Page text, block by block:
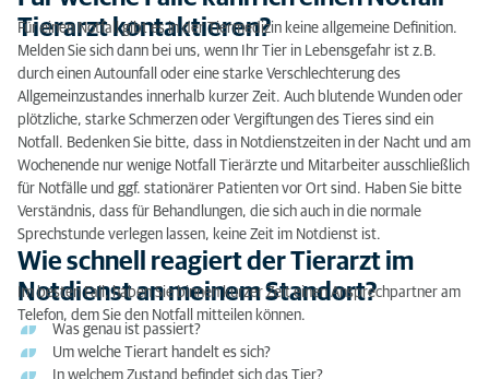
Was kostet die Behandlung beim Notfall Tierarzt?
Benötige ich bestimmte Unterlagen für den Notfall
Tierarzt?
Tierarzt kontaktieren?
Für einen Notfall gibt es in der Tiermedizin keine allgemeine Definition.
Melden Sie sich dann bei uns, wenn Ihr Tier in Lebensgefahr ist z.B.
durch einen Autounfall oder eine starke Verschlechterung des
Allgemeinzustandes innerhalb kurzer Zeit. Auch blutende Wunden oder
plötzliche, starke Schmerzen oder Vergiftungen des Tieres sind ein
Notfall. Bedenken Sie bitte, dass in Notdienstzeiten in der Nacht und am
Wochenende nur wenige Notfall Tierärzte und Mitarbeiter ausschließlich
für Notfälle und ggf. stationärer Patienten vor Ort sind. Haben Sie bitte
Verständnis, dass für Behandlungen, die sich auch in die normale
Sprechstunde verlegen lassen, keine Zeit im Notdienst ist.
Wie schnell reagiert der Tierarzt im
Notdienst an meinem Standort?
Im besten Fall, haben Sie binnen kurzer Zeit einen Ansprechpartner am
Telefon, dem Sie den Notfall mitteilen können.
Was genau ist passiert?
Um welche Tierart handelt es sich?
In welchem Zustand befindet sich das Tier?